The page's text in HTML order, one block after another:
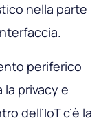
nella parte
periferico
privacy e
dell’IoT c’è la